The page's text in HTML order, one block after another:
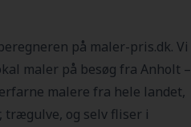
på maler-pris.dk. Vi
maler på besøg fra Anholt –
malere fra hele landet,
trægulve, og selv fliser i